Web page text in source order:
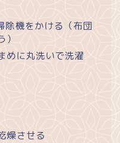
除機をかける（布団
めに丸洗いで洗濯
燥させる